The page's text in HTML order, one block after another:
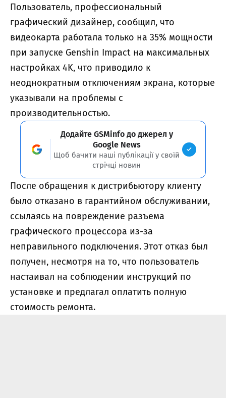
Пользователь, профессиональный
графический дизайнер, сообщил, что
видеокарта работала только на 35% мощности
при запуске Genshin Impact на максимальных
настройках 4K, что приводило к
неоднократным отключениям экрана, которые
указывали на проблемы с
производительностью.
Додайте GSMinfo до джерел у
Google News
Щоб бачити наші публікації у своїй
стрічці новин
После обращения к дистрибьютору клиенту
было отказано в гарантийном обслуживании,
ссылаясь на повреждение разъема
графического процессора из-за
неправильного подключения. Этот отказ был
получен, несмотря на то, что пользователь
настаивал на соблюдении инструкций по
установке и предлагал оплатить полную
стоимость ремонта.